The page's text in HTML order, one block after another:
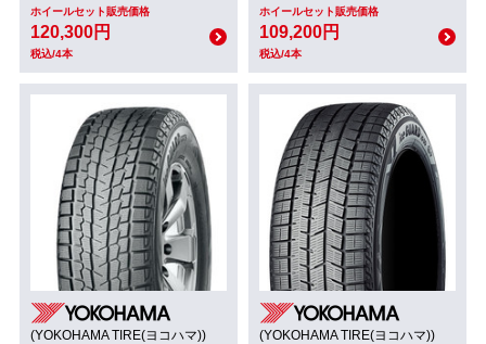
ホイールセット販売価格
120,300円
税込/4本
ホイールセット販売価格
109,200円
税込/4本
(YOKOHAMA TIRE(ヨコハマ)) (YOKOHAMA TIRE(ヨコハマ))